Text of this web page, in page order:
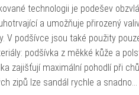
technologii je podešev
a umožňuje přirozený
V podšívce jsou také použity
podšívka z měkké kůže a
zajišťují maximální pohodlí při
zipů lze sandál rychle a snadno…